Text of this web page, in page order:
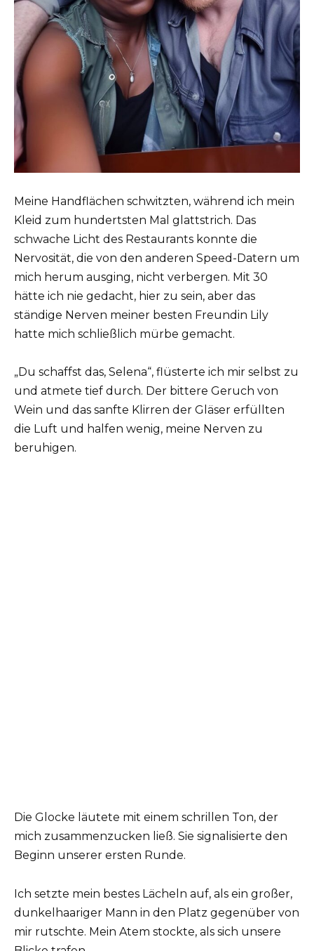
Meine Handflächen schwitzten, während ich mein
Kleid zum hundertsten Mal glattstrich. Das
schwache Licht des Restaurants konnte die
Nervosität, die von den anderen Speed-Datern um
mich herum ausging, nicht verbergen. Mit 30
hätte ich nie gedacht, hier zu sein, aber das
ständige Nerven meiner besten Freundin Lily
hatte mich schließlich mürbe gemacht.
„Du schaffst das, Selena“, flüsterte ich mir selbst zu
und atmete tief durch. Der bittere Geruch von
Wein und das sanfte Klirren der Gläser erfüllten
die Luft und halfen wenig, meine Nerven zu
beruhigen.
Die Glocke läutete mit einem schrillen Ton, der
mich zusammenzucken ließ. Sie signalisierte den
Beginn unserer ersten Runde.
Ich setzte mein bestes Lächeln auf, als ein großer,
dunkelhaariger Mann in den Platz gegenüber von
mir rutschte. Mein Atem stockte, als sich unsere